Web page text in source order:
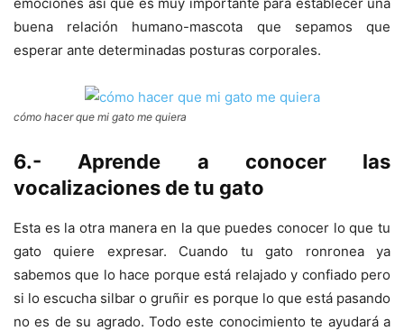
buena relación humano-mascota que sepamos que
esperar ante determinadas posturas corporales.
cómo hacer que mi gato me quiera
6.- Aprende a conocer las
vocalizaciones de tu gato
Esta es la otra manera en la que puedes conocer lo que tu
gato quiere expresar. Cuando tu gato ronronea ya
sabemos que lo hace porque está relajado y confiado pero
si lo escucha silbar o gruñir es porque lo que está pasando
no es de su agrado. Todo este conocimiento te ayudará a